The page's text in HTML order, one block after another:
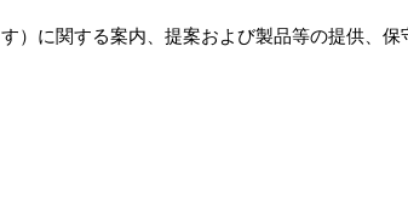
）に関する案内、提案および製品等の提供、保